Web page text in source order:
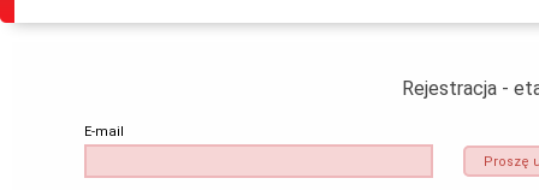
Rejestracja -
E-mail
Proszę